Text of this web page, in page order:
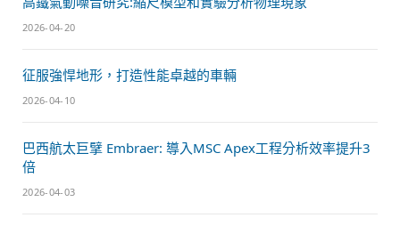
2026-04-20
征服強悍地形，打造性能卓越的車輛
2026-04-10
巴西航太巨擘 Embraer: 導入MSC Apex工程分析效率提升3
倍
2026-04-03